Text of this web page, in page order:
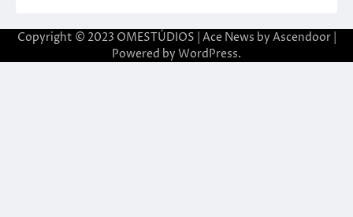
Copyright © 2023 OMESTÚDIOS | Ace News by Ascendoor|
Powered by WordPress.